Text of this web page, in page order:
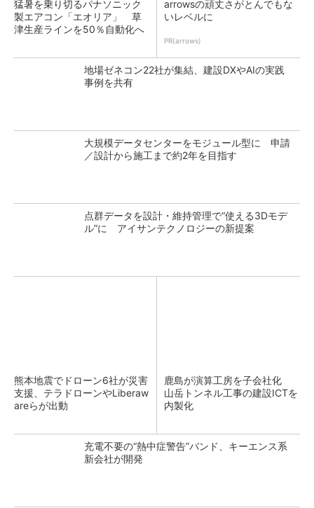
猛暑を乗り切るパナソニック
製エアコン「エオリア」 草
津生産ラインを50％自動化へ
arrowsの頑丈さがとんでもな
いレベルに
PR(arrows)
地場ゼネコン22社が集結、建設DXやAIの実践
事例を共有
大規模データセンターをモジュール型に 申請
／設計から施工まで約2年を目指す
点群データを設計・維持管理で“使える3Dモデ
ル”に アイサンテクノロジーの新提案
熊本地震でドローン6社が災害
支援、テラドローンやLiberaw
areらが出動
鹿島が演算工房を子会社化
山岳トンネル工事の建設ICTを
内製化
充電不要の“熱中症警告”バンド、キーエンス系
新会社が開発